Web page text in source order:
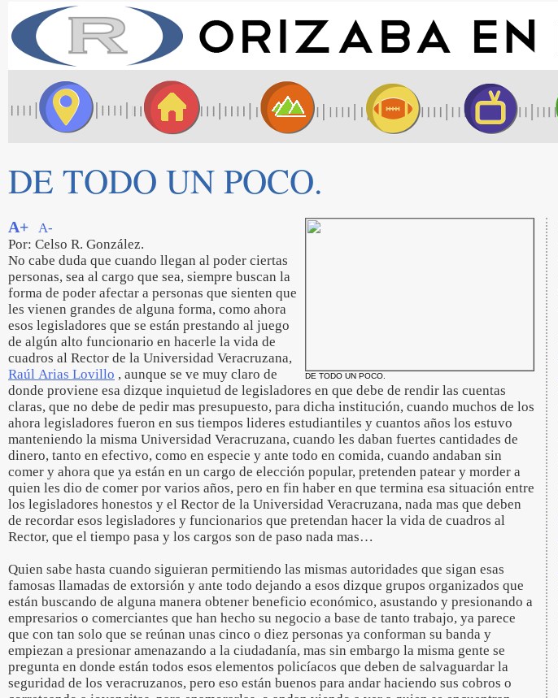
DE TODO UN POCO.
DE TODO UN POCO.
A+
A-
Por: Celso R. González.
No cabe duda que cuando llegan al poder ciertas
personas, sea al cargo que sea, siempre buscan la
forma de poder afectar a personas que sienten que
les vienen grandes de alguna forma, como ahora
esos legisladores que se están prestando al juego
de algún alto funcionario en hacerle la vida de
cuadros al Rector de la Universidad Veracruzana,
Raúl Arias Lovillo , aunque se ve muy claro de
donde proviene esa dizque inquietud de legisladores en que debe de rendir las cuentas
claras, que no debe de pedir mas presupuesto, para dicha institución, cuando muchos de los
ahora legisladores fueron en sus tiempos lideres estudiantiles y cuantos años los estuvo
manteniendo la misma Universidad Veracruzana, cuando les daban fuertes cantidades de
dinero, tanto en efectivo, como en especie y ante todo en comida, cuando andaban sin
comer y ahora que ya están en un cargo de elección popular, pretenden patear y morder a
quien les dio de comer por varios años, pero en fin haber en que termina esa situación entre
los legisladores honestos y el Rector de la Universidad Veracruzana, nada mas que deben
de recordar esos legisladores y funcionarios que pretendan hacer la vida de cuadros al
Rector, que el tiempo pasa y los cargos son de paso nada mas…
Quien sabe hasta cuando siguieran permitiendo las mismas autoridades que sigan esas
famosas llamadas de extorsión y ante todo dejando a esos dizque grupos organizados que
están buscando de alguna manera obtener beneficio económico, asustando y presionando a
empresarios o comerciantes que han hecho su negocio a base de tanto trabajo, ya parece
que con tan solo que se reúnan unas cinco o diez personas ya conforman su banda y
empiezan a presionar amenazando a la ciudadanía, mas sin embargo la misma gente se
pregunta en donde están todos esos elementos policíacos que deben de salvaguardar la
seguridad de los veracruzanos, pero eso están buenos para andar haciendo sus cobros o